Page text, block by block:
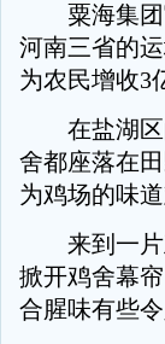
粟海集团
河南三省的
为农民增收3
在盐湖区
舍都座落在
为鸡场的味
来到一片
掀开鸡舍幕
合腥味有些令